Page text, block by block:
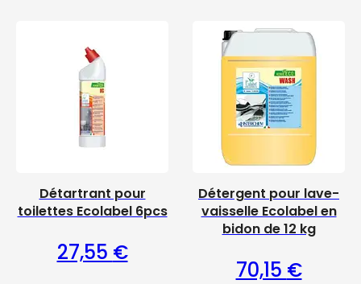
Détartrant pour
toilettes Ecolabel 6pcs
27,55 €
Détergent pour lave-
vaisselle Ecolabel en
bidon de 12 kg
70,15 €